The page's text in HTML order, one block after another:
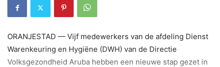
ORANJESTAD — Vijf medewerkers van de afdeling Dienst
Warenkeuring en Hygiëne (DWH) van de Directie
Volksgezondheid Aruba hebben een nieuwe stap gezet in